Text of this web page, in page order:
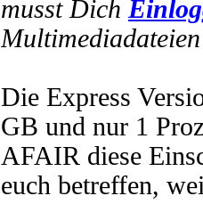
musst Dich
Die Express
GB und nur 1
AFAIR diese
euch betreffen,